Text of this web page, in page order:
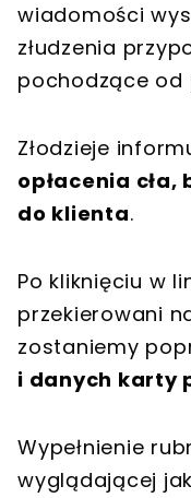
wiadomości
złudzenia
pochodzące od
Złodzieje
opłacenia cła,
do klienta.
Po kliknięciu w
przekierowani
zostaniemy
i danych karty
Wypełnienie
wyglądającej